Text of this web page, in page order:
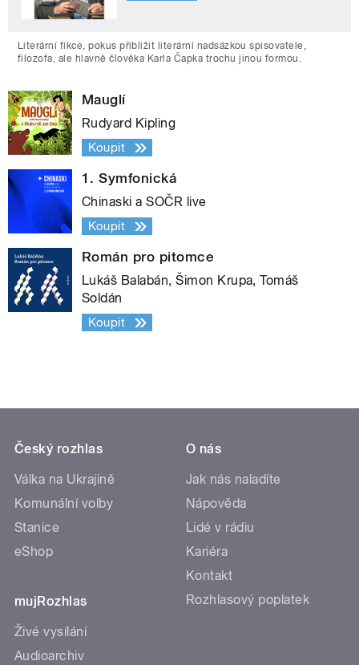
Literární fikce, pokus přiblížit literární nadsázkou spisovatele,
filozofa, ale hlavně člověka Karla Čapka trochu jinou formou.
Mauglí
Rudyard Kipling
Koupit
1. Symfonická
Chinaski a SOČR live
Koupit
Román pro pitomce
Lukáš Balabán, Šimon Krupa, Tomáš
Soldán
Koupit
Český rozhlas
Válka na Ukrajině
Komunální volby
Stanice
eShop
mujRozhlas
Živé vysílání
Audioarchiv
O nás
Jak nás naladíte
Nápověda
Lidé v rádiu
Kariéra
Kontakt
Rozhlasový poplatek